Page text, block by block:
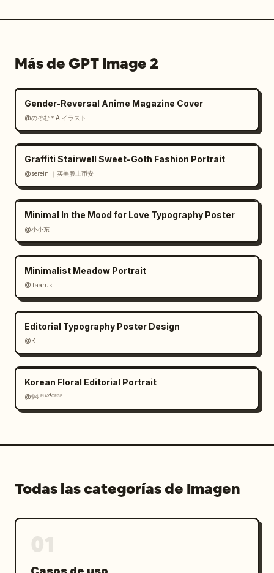
Más de GPT Image 2
Gender-Reversal Anime Magazine Cover
@のぞむ＊AIイラスト
Graffiti Stairwell Sweet-Goth Fashion Portrait
@serein ｜买美股上币安
Minimal In the Mood for Love Typography Poster
@小小东
Minimalist Meadow Portrait
@Taaruk
Editorial Typography Poster Design
@K
Korean Floral Editorial Portrait
@𝟡𝟜 ᴾᴸᴬʸᶠᴼᴿᴳᴱ
Todas las categorías de Imagen